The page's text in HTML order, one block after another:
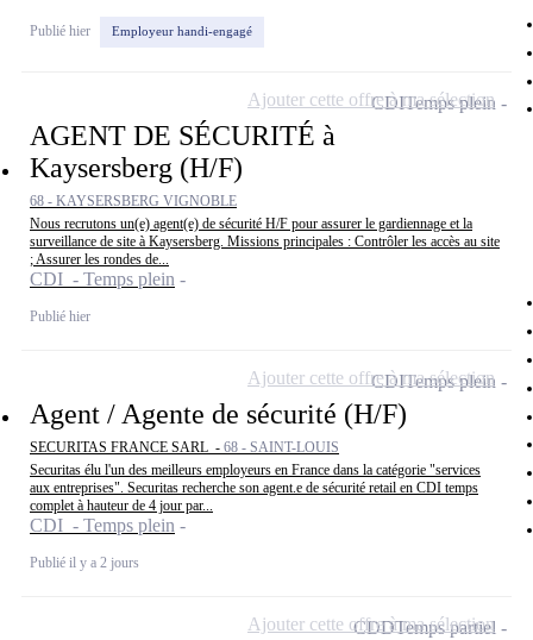
Publié hier Employeur handi-engagé
AGENT DE SÉCURITÉ à
Kaysersberg (H/F)
68 - KAYSERSBERG VIGNOBLE
Nous recrutons un(e) agent(e) de sécurité H/F pour assurer le gardiennage et la
surveillance de site à Kaysersberg. Missions principales : Contrôler les accès au site
; Assurer les rondes de...
CDI - Temps plein
Publié hier
CDITemps plein
Ajouter cette offre à ma sélection
Agent / Agente de sécurité (H/F)
SECURITAS FRANCE SARL - 68 - SAINT-LOUIS
Securitas élu l'un des meilleurs employeurs en France dans la catégorie "services
aux entreprises". Securitas recherche son agent.e de sécurité retail en CDI temps
complet à hauteur de 4 jour par...
CDI - Temps plein
Publié il y a 2 jours
CDITemps plein
Ajouter cette offre à ma sélection
CDDTemps partiel
Ajouter cette offre à ma sélection